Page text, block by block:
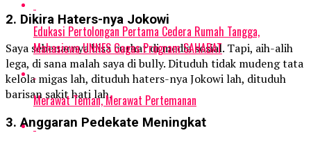
2. Dikira Haters-nya Jokowi
Saya sebenarnya bisa curhat di media sosial. Tapi, aih-alih
lega, di sana malah saya di bully. Dituduh tidak mudeng tata
kelola migas lah, dituduh haters-nya Jokowi lah, dituduh
barisan sakit hati lah.
3. Anggaran Pedekate Meningkat
Edukasi Pertolongan Pertama Cedera Rumah Tangga,
Mahasiswa UNNES Gagas Program SAHABAT
Merawat Teman, Merawat Pertemanan